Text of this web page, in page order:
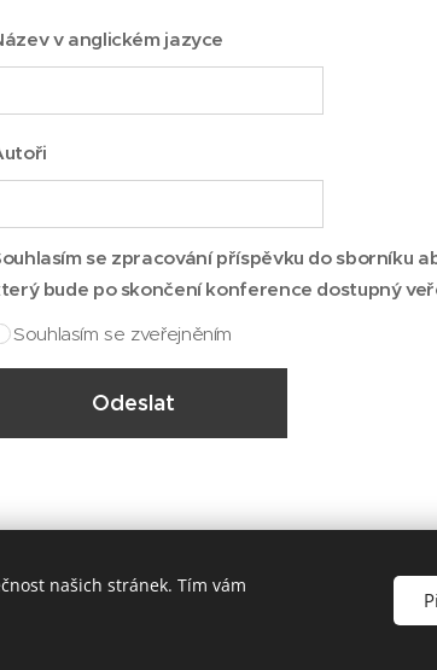
v anglickém jazyce
se zpracování příspěvku do sborníku
bude po skončení konference dostupný
Souhlasím se zveřejněním
Odeslat
© 2026 PELERO CZ z. s.
Cookies
našich stránek. Tím vám